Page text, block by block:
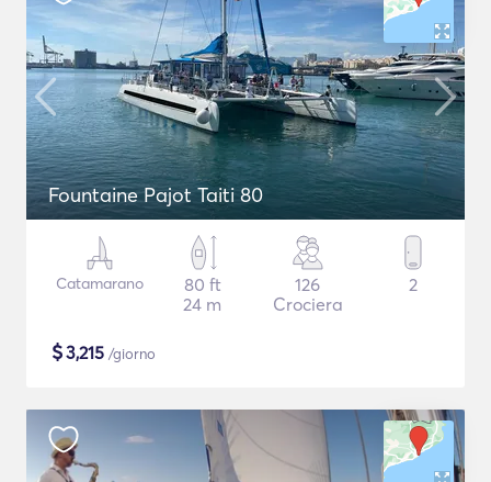
Fountaine Pajot Taiti 80
Catamarano
80 ft
24 m
126
Crociera
2
$3,215 /giorno